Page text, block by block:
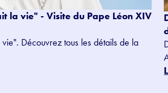
la vie" - Visite du Pape Léon XIV
Découvrez tous les détails de la